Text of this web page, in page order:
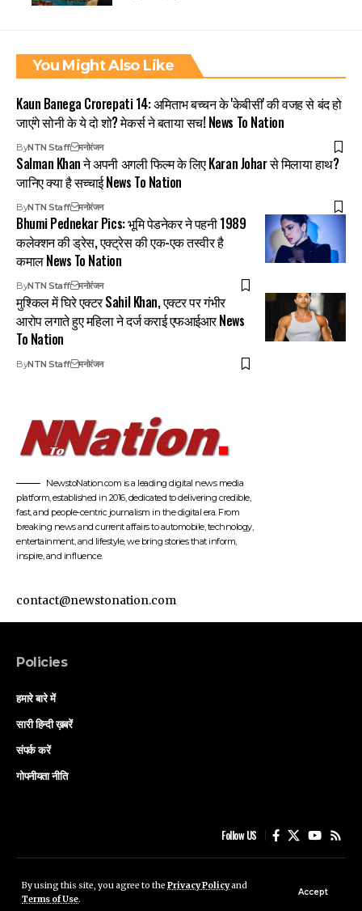
By using this site, you agree to the Privacy Policyand
Terms of Use.
Accept
You Might Also Like
Kaun Banega Crorepati 14: अमिताभ बच्चन के 'केबीसी' की वजह से बंद हो
जाएंगे सोनी के ये दो शो? मेकर्स ने बताया सच! News To Nation
ByNTN Staff मनोरंजन
Salman Khan ने अपनी अगली फिल्म के लिए Karan Johar से मिलाया हाथ?
जानिए क्या है सच्चाई News To Nation
ByNTN Staff मनोरंजन
Bhumi Pednekar Pics: भूमि पेडनेकर ने पहनी 1989
कलेक्शन की ड्रेस, एक्ट्रेस की एक-एक तस्वीर है
कमाल News To Nation
ByNTN Staff मनोरंजन
मुश्किल में घिरे एक्टर Sahil Khan, एक्टर पर गंभीर
आरोप लगाते हुए महिला ने दर्ज कराई एफआईआर News
To Nation
ByNTN Staff मनोरंजन
NewstoNation.com is a leading digital news media
platform, established in 2016, dedicated to delivering credible,
fast, and people-centric journalism in the digital era. From
breaking news and current affairs to automobile, technology,
entertainment, and lifestyle, we bring stories that inform,
inspire, and influence.
contact@newstonation.com
Policies
हमारे बारे में
सारी हिन्दी ख़बरें
संपर्क करें
गोपनीयता नीति
Follow US
© Saffron Sleuth Media .All Rights Reserved.